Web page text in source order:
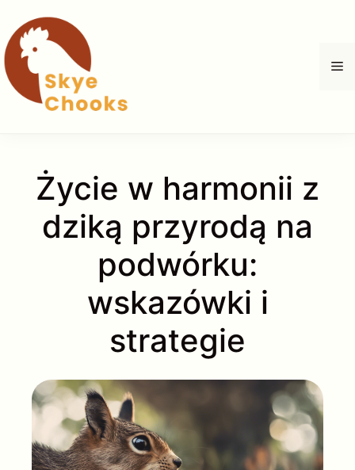
do
treści
Życie w harmonii z
dziką przyrodą na
podwórku:
wskazówki i
strategie